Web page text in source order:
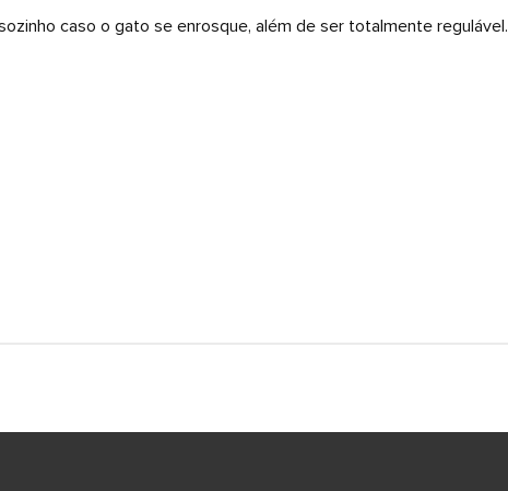
caso o gato se enrosque, além de ser totalmente regulável.